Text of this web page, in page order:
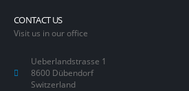
CONTACT US
Visit us in our office
Ueberlandstrasse 1
8600 Dübendorf
Switzerland